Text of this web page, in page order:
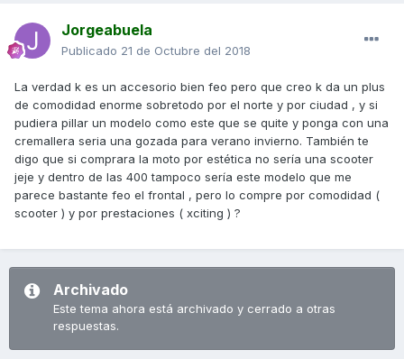
Jorgeabuela
Publicado 21 de Octubre del 2018
La verdad k es un accesorio bien feo pero que creo k da un plus
de comodidad enorme sobretodo por el norte y por ciudad , y si
pudiera pillar un modelo como este que se quite y ponga con una
cremallera seria una gozada para verano invierno. También te
digo que si comprara la moto por estética no sería una scooter
jeje y dentro de las 400 tampoco sería este modelo que me
parece bastante feo el frontal , pero lo compre por comodidad (
scooter ) y por prestaciones ( xciting ) ?
Archivado
Este tema ahora está archivado y cerrado a otras
respuestas.